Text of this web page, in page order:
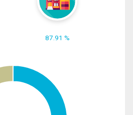
87.91 %